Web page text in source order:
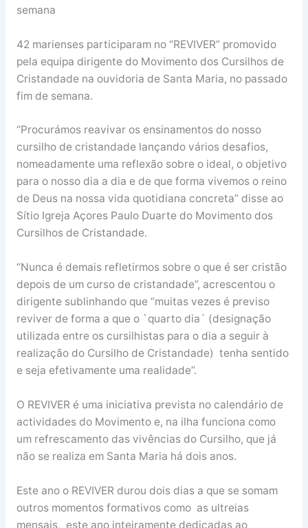
semana
42 marienses participaram no “REVIVER” promovido
pela equipa dirigente do Movimento dos Cursilhos de
Cristandade na ouvidoria de Santa Maria, no passado
fim de semana.
“Procurámos reavivar os ensinamentos do nosso
cursilho de cristandade lançando vários desafios,
nomeadamente uma reflexão sobre o ideal, o objetivo
para o nosso dia a dia e de que forma vivemos o reino
de Deus na nossa vida quotidiana concreta” disse ao
Sítio Igreja Açores Paulo Duarte do Movimento dos
Cursilhos de Cristandade.
“Nunca é demais refletirmos sobre o que é ser cristão
depois de um curso de cristandade”, acrescentou o
dirigente sublinhando que “muitas vezes é previso
reviver de forma a que o `quarto dia´ (designação
utilizada entre os cursilhistas para o dia a seguir à
realização do Cursilho de Cristandade) tenha sentido
e seja efetivamente uma realidade”.
O REVIVER é uma iniciativa prevista no calendário de
actividades do Movimento e, na ilha funciona como
um refrescamento das vivências do Cursilho, que já
não se realiza em Santa Maria há dois anos.
Este ano o REVIVER durou dois dias a que se somam
outros momentos formativos como as ultreias
mensais, este ano inteiramente dedicadas ao